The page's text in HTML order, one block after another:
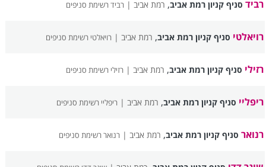
רביד סניף קניון רמת אביב, רמת אביב |רביד רשימת סניפים
רויאלטי סניף קניון רמת אביב, רמת אביב |רויאלטי רשימת סניפים
רזילי סניף קניון רמת אביב, רמת אביב |רזילי רשימת סניפים
ריפליי סניף קניון רמת אביב, רמת אביב |ריפליי רשימת סניפים
רנואר סניף קניון רמת אביב, רמת אביב |רנואר רשימת סניפים